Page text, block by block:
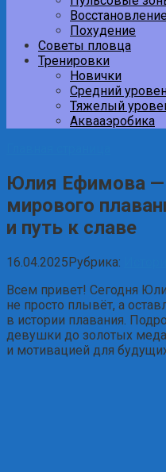
Похудение
Советы пловца
Тренировки
Новички
Средний
Тяжелый
Аквааэробика
Юлия Ефимова —
мирового
и путь к славе
16.04.2025Рубрика:
Всем привет! Сегодня
не просто плывёт, а
в истории плавания.
девушки до золотых
и мотивацией для